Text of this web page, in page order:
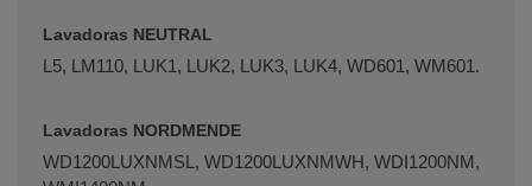
Lavadoras NEUTRAL
L5, LM110, LUK1, LUK2, LUK3, LUK4, WD601, WM601.
Lavadoras NORDMENDE
WD1200LUXNMSL, WD1200LUXNMWH, WDI1200NM,